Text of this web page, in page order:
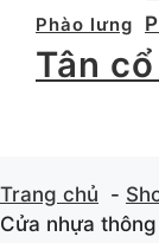
Phào lưng
Tân
Trang chủ
Cửa nhựa